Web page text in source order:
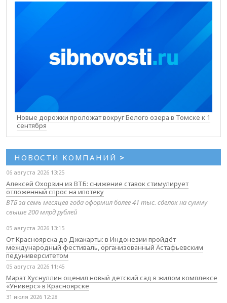
Новые дорожки проложат вокруг Белого озера в Томске к 1
сентября
НОВОСТИ КОМПАНИЙ >
06 августа 2026 13:25
Алексей Охорзин из ВТБ: снижение ставок стимулирует
отложенный спрос на ипотеку
ВТБ за семь месяцев года оформил более 41 тыс. сделок на сумму
свыше 200 млрд рублей
05 августа 2026 13:15
От Красноярска до Джакарты: в Индонезии пройдёт
международный фестиваль, организованный Астафьевским
педуниверситетом
05 августа 2026 11:45
Марат Хуснуллин оценил новый детский сад в жилом комплексе
«Универс» в Красноярске
31 июля 2026 12:28